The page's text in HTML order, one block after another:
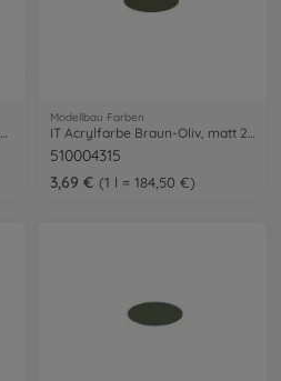
IT Acrylfarbe Blaugrau n.Refle.matt 20ml
Modellbau Farben
IT Acrylfarbe Braun-Oliv, matt 20 ml
510004315
3,69 €
1 l = 184,50 €